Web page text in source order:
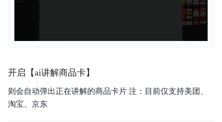
开启【ai讲解商品卡】
则会自动弹出正在讲解的商品卡片 注：目前仅支持美团、
淘宝、京东